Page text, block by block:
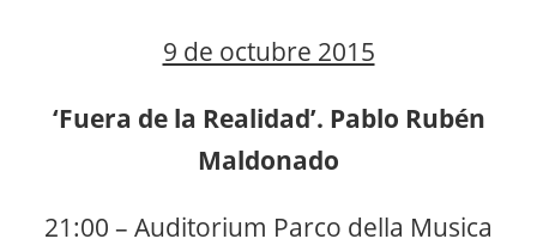
9 de octubre 2015
‘Fuera de la Realidad’. Pablo Rubén
Maldonado
21:00 – Auditorium Parco della Musica